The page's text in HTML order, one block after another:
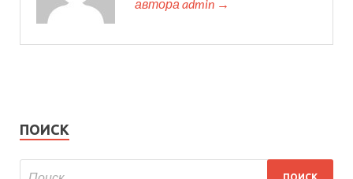
автора admin →
ПОИСК